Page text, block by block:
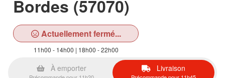
Bordes (57070)
Actuellement fermé...
11h00 - 14h00 | 18h00 - 22h00
À emporter Livraison